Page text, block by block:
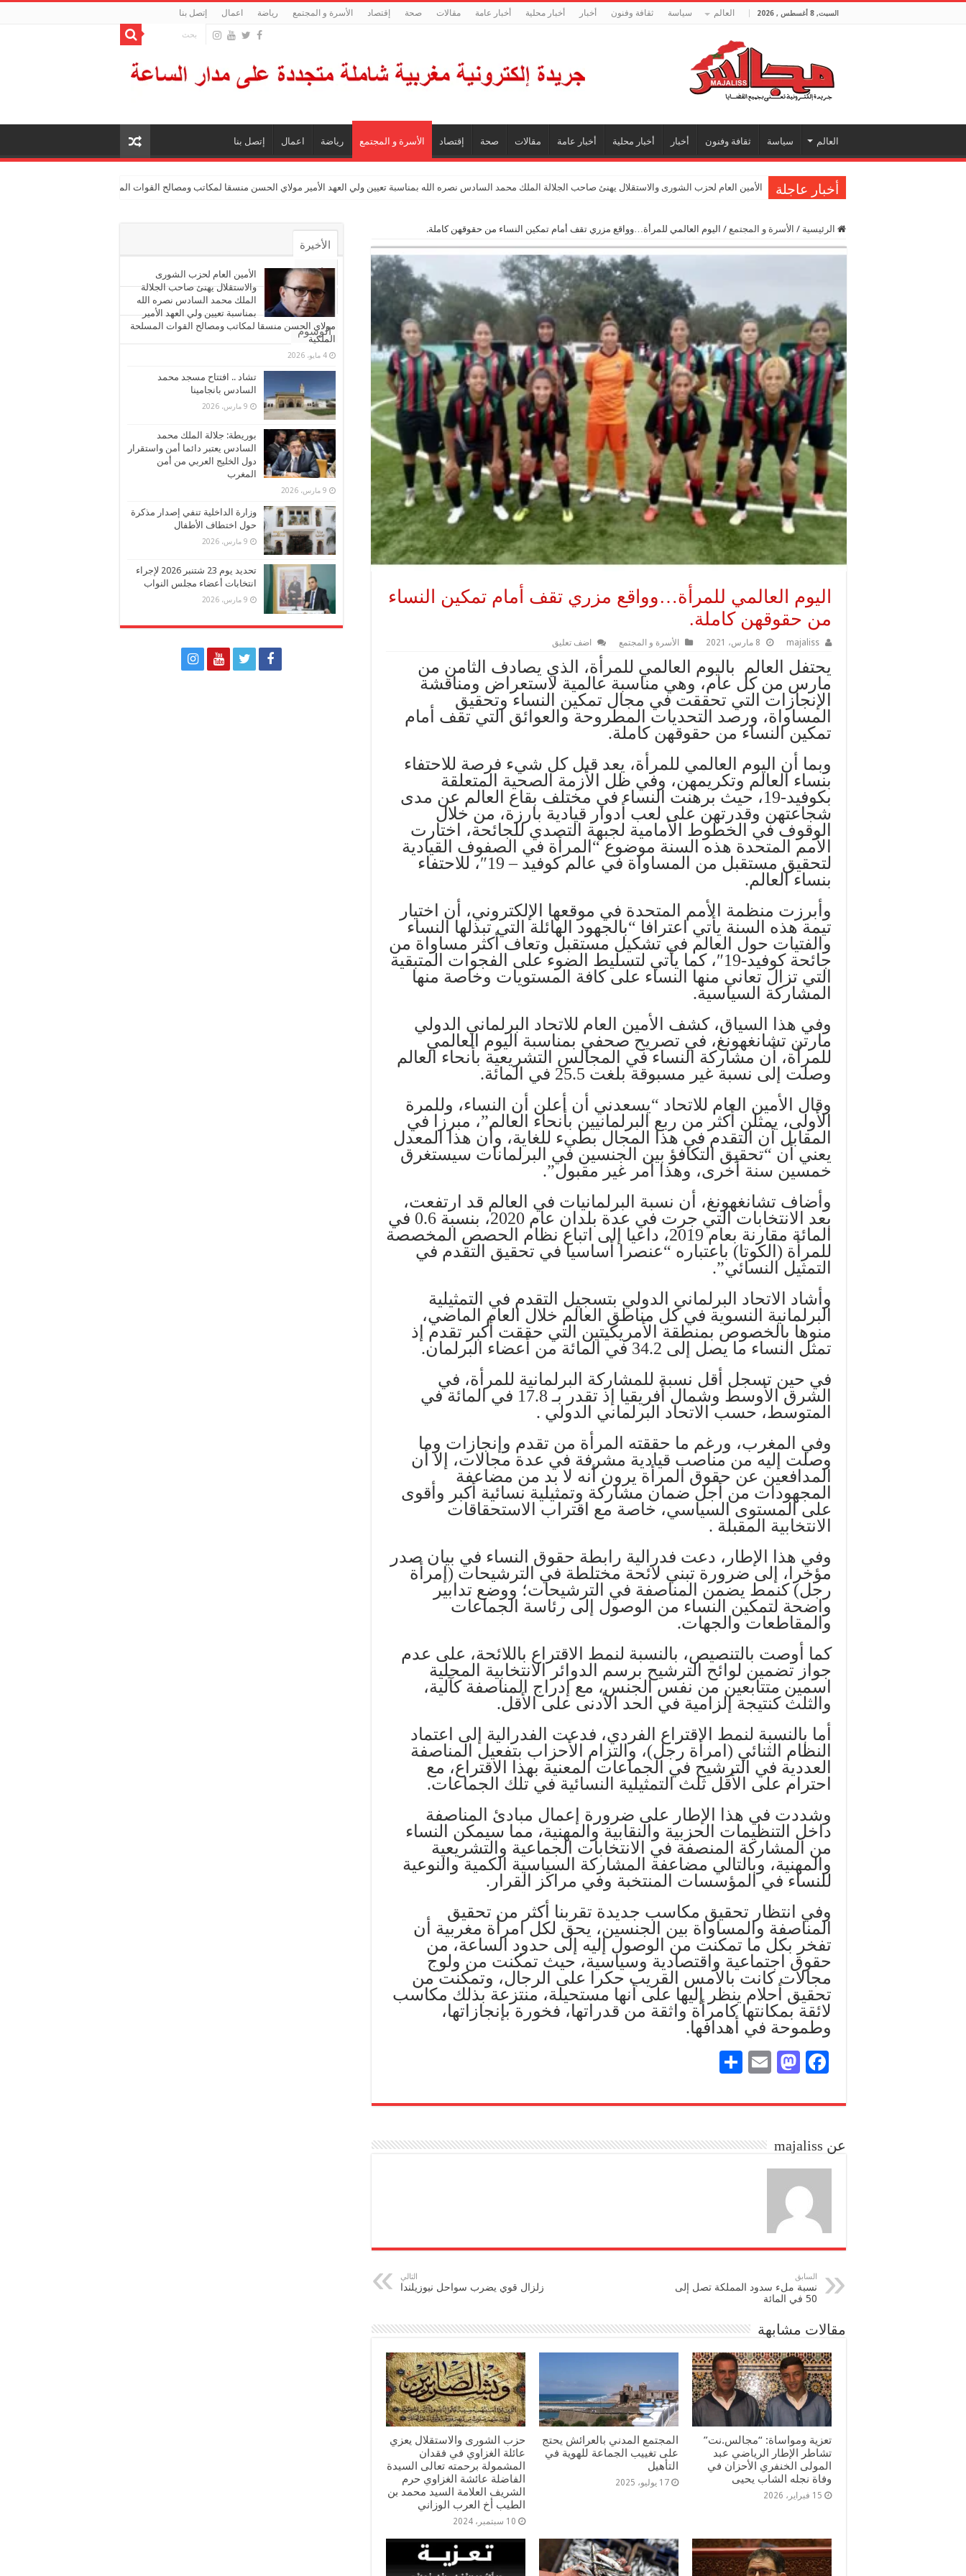
السبت, 8 أغسطس , 2026 العالم سياسة ثقافة وفنون أخبار أخبار محلية أخبار عامة مقالات صحة إقتصاد الأسرة و المجتمع رياضة اعمال إتصل بنا
العالم سياسة ثقافة وفنون أخبار أخبار محلية أخبار عامة مقالات صحة إقتصاد الأسرة و المجتمع رياضة اعمال إتصل بنا
أخبار عاجلة الأمين العام لحزب الشورى والاستقلال يهنئ صاحب الجلالة الملك محمد السادس نصره الله بمناسبة تعيين ولي العهد الأمير مولاي الحسن منسقا لمكاتب ومصالح القوات المسلحة الملكية
الرئيسية / الأسرة و المجتمع / اليوم العالمي للمرأة…وواقع مزري تقف أمام تمكين النساء من حقوقهن كاملة.
اليوم العالمي للمرأة…وواقع مزري تقف أمام تمكين النساء
من حقوقهن كاملة.
majaliss 8 مارس، 2021 الأسرة و المجتمع اضف تعليق
يحتفل العالم باليوم العالمي للمرأة، الذي يصادف الثامن من
مارس من كل عام، وهي مناسبة عالمية لاستعراض ومناقشة
الإنجازات التي تحققت في مجال تمكين النساء وتحقيق
المساواة، ورصد التحديات المطروحة والعوائق التي تقف أمام
تمكين النساء من حقوقهن كاملة.
وبما أن اليوم العالمي للمرأة، يعد قبل كل شيء فرصة للاحتفاء
بنساء العالم وتكريمهن، وفي ظل الأزمة الصحية المتعلقة
بكوفيد-19، حيث برهنت النساء في مختلف بقاع العالم عن مدى
شجاعتهن وقدرتهن على لعب أدوار قيادية بارزة، من خلال
الوقوف في الخطوط الأمامية لجبهة التصدي للجائحة، اختارت
الأمم المتحدة هذه السنة موضوع “المرأة في الصفوف القيادية
لتحقيق مستقبل من المساواة في عالم كوفيد – 19″، للاحتفاء
بنساء العالم.
وأبرزت منظمة الأمم المتحدة في موقعها الإلكتروني، أن اختيار
تيمة هذه السنة يأتي اعترافا “بالجهود الهائلة التي تبذلها النساء
والفتيات حول العالم في تشكيل مستقبل وتعاف أكثر مساواة من
جائحة كوفيد-19″، كما يأتي لتسليط الضوء على الفجوات المتبقية
التي تزال تعاني منها النساء على كافة المستويات وخاصة منها
المشاركة السياسية.
وفي هذا السياق، كشف الأمين العام للاتحاد البرلماني الدولي
مارتن تشانغهونغ، في تصريح صحفي بمناسبة اليوم العالمي
للمرأة، أن مشاركة النساء في المجالس التشريعية بأنحاء العالم
وصلت إلى نسبة غير مسبوقة بلغت 25.5 في المائة.
وقال الأمين العام للاتحاد “يسعدني أن أعلن أن النساء، وللمرة
الأولى، يمثلن أكثر من ربع البرلمانيين بأنحاء العالم”، مبرزا في
المقابل أن التقدم في هذا المجال بطيء للغاية، وأن هذا المعدل
يعني أن “تحقيق التكافؤ بين الجنسين في البرلمانات سيستغرق
خمسين سنة أخرى، وهذا أمر غير مقبول”.
وأضاف تشانغهونغ، أن نسبة البرلمانيات في العالم قد ارتفعت،
بعد الانتخابات التي جرت في عدة بلدان عام 2020، بنسبة 0.6 في
المائة مقارنة بعام 2019، داعيا إلى اتباع نظام الحصص المخصصة
للمرأة (الكوتا) باعتباره “عنصرا أساسيا في تحقيق التقدم في
التمثيل النسائي”.
وأشاد الاتحاد البرلماني الدولي بتسجيل التقدم في التمثيلية
البرلمانية النسوية في كل مناطق العالم خلال العام الماضي،
منوها بالخصوص بمنطقة الأمريكيتين التي حققت أكبر تقدم إذ
تمثل النساء ما يصل إلى 34.2 في المائة من أعضاء البرلمان.
في حين تسجل أقل نسبة للمشاركة البرلمانية للمرأة، في
الشرق الأوسط وشمال أفريقيا إذ تقدر بـ 17.8 في المائة في
المتوسط، حسب الاتحاد البرلماني الدولي .
وفي المغرب، ورغم ما حققته المرأة من تقدم وإنجازات وما
وصلت إليه من مناصب قيادية مشرفة في عدة مجالات، إلا أن
المدافعين عن حقوق المرأة يرون أنه لا بد من مضاعفة
المجهودات من أجل ضمان مشاركة وتمثيلية نسائية أكبر وأقوى
على المستوى السياسي، خاصة مع اقتراب الاستحقاقات
الانتخابية المقبلة .
وفي هذا الإطار، دعت فدرالية رابطة حقوق النساء في بيان صدر
مؤخرا، إلى ضرورة تبني لائحة مختلطة في الترشيحات (إمرأة
رجل) كنمط يضمن المناصفة في الترشيحات؛ ووضع تدابير
واضحة لتمكين النساء من الوصول إلى رئاسة الجماعات
والمقاطعات والجهات.
كما أوصت بالتنصيص، بالنسبة لنمط الاقتراع باللائحة، على عدم
جواز تضمين لوائح الترشيح برسم الدوائر الانتخابية المحلية
اسمين متتابعين من نفس الجنس، مع إدراج المناصفة كآلية،
والثلث كنتيجة إلزامية في الحد الأدنى على الأقل.
أما بالنسبة لنمط الاقتراع الفردي، فدعت الفدرالية إلى اعتماد
النظام الثنائي (امرأة رجل)، والتزام الأحزاب بتفعيل المناصفة
العددية في الترشيح في الجماعات المعنية بهذا الاقتراع، مع
احترام على الأقل ثلث التمثيلية النسائية في تلك الجماعات.
وشددت في هذا الإطار على ضرورة إعمال مبادئ المناصفة
داخل التنظيمات الحزبية والنقابية والمهنية، مما سيمكن النساء
من المشاركة المنصفة في الانتخابات الجماعية والتشريعية
والمهنية، وبالتالي مضاعفة المشاركة السياسية الكمية والنوعية
للنساء في المؤسسات المنتخبة وفي مراكز القرار.
وفي انتظار تحقيق مكاسب جديدة تقربنا أكثر من تحقيق
المناصفة والمساواة بين الجنسين، يحق لكل امرأة مغربية أن
تفخر بكل ما تمكنت من الوصول إليه إلى حدود الساعة، من
حقوق اجتماعية واقتصادية وسياسية، حيث تمكنت من ولوج
مجالات كانت بالأمس القريب حكرا على الرجال، وتمكنت من
تحقيق أحلام ينظر إليها على أنها مستحيلة، منتزعة بذلك مكاسب
لائقة بمكانتها كامرأة واثقة من قدراتها، فخورة بإنجازاتها،
وطموحة في أهدافها.
Fa
bo
M
to
n
E
ail
re
عن majaliss
السابق
نسبة ملء سدود المملكة تصل إلى
50 في المائة
التالي
زلزال قوي يضرب سواحل نيوزيلندا
مقالات مشابهة
تعزية ومواساة: “مجالس.نت”
تشاطر الإطار الرياضي عبد
المولى الخنفري الأحزان في
وفاة نجله الشاب يحيى
15 فبراير، 2026
المجتمع المدني بالعرائش يحتج
على تغييب الجماعة للهوية في
التأهيل
17 يوليو، 2025
حزب الشورى والاستقلال يعزي
عائلة الغزاوي في فقدان
المشمولة برحمته تعالى السيدة
الفاضلة عائشة الغزاوي حرم
الشريف العلامة السيد محمد بن
الطيب أخ العرب الوزاني
10 سبتمبر، 2024
الأخيرة
الأشهر
تعليقات
الوسوم
الأمين العام لحزب الشورى
والاستقلال يهنئ صاحب الجلالة
الملك محمد السادس نصره الله
بمناسبة تعيين ولي العهد الأمير
مولاي الحسن منسقا لمكاتب ومصالح القوات المسلحة
الملكية
4 مايو، 2026
تشاد .. افتتاح مسجد محمد
السادس بانجامينا
9 مارس، 2026
بوريطة: جلالة الملك محمد
السادس يعتبر دائما أمن واستقرار
دول الخليج العربي من أمن
المغرب
9 مارس، 2026
وزارة الداخلية تنفي إصدار مذكرة
حول اختطاف الأطفال
9 مارس، 2026
تحديد يوم 23 شتنبر 2026 لإجراء
انتخابات أعضاء مجلس النواب
9 مارس، 2026